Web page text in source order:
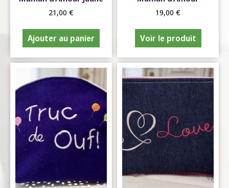
21,00 €
Ajouter au panier
19,00 €
Voir le produit